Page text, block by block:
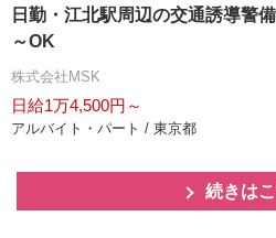
日勤・江北駅周辺の交通誘導警
～OK
株式会社MSK
日給1万4,500円～
アルバイト・パート / 東京都
続きは